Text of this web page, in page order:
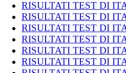
RISULTATI TEST DI
RISULTATI TEST DI
RISULTATI TEST DI
RISULTATI TEST DI
RISULTATI TEST DI
RISULTATI TEST DI